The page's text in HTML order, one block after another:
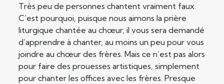
Très peu de personnes chantent vraiment faux.
C’est pourquoi, puisque nous aimons la prière
liturgique chantée au chœur, il vous sera demandé
d’apprendre à chanter, au moins un peu pour vous
joindre au chœur des frères. Mais ce n’est pas alors
pour faire des prouesses artistiques, simplement
pour chanter les offices avec les frères. Presque